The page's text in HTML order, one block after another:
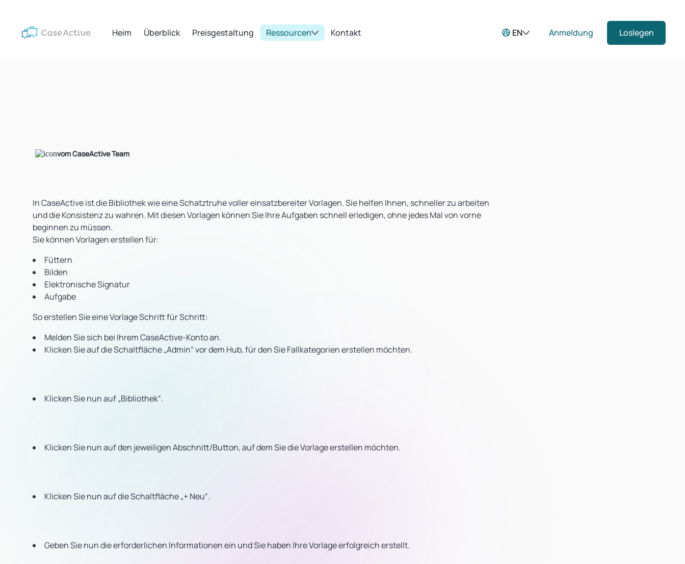
Heim Überblick Preisgestaltung Ressourcen Kontakt EN Anmeldung Loslegen
vom CaseActive Team
In CaseActive ist die Bibliothek wie eine Schatztruhe voller einsatzbereiter Vorlagen. Sie helfen Ihnen, schneller zu arbeiten
und die Konsistenz zu wahren. Mit diesen Vorlagen können Sie Ihre Aufgaben schnell erledigen, ohne jedes Mal von vorne
beginnen zu müssen.
Sie können Vorlagen erstellen für:
Füttern
Bilden
Elektronische Signatur
Aufgabe
So erstellen Sie eine Vorlage Schritt für Schritt:
Melden Sie sich bei Ihrem CaseActive-Konto an.
Klicken Sie auf die Schaltfläche „Admin“ vor dem Hub, für den Sie Fallkategorien erstellen möchten.
Klicken Sie nun auf „Bibliothek“.
Klicken Sie nun auf den jeweiligen Abschnitt/Button, auf dem Sie die Vorlage erstellen möchten.
Klicken Sie nun auf die Schaltfläche „+ Neu“.
Geben Sie nun die erforderlichen Informationen ein und Sie haben Ihre Vorlage erfolgreich erstellt.